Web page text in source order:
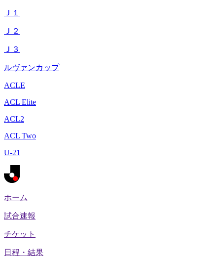
Ｊ１
Ｊ２
Ｊ３
ルヴァンカップ
ACLE
ACL Elite
ACL2
ACL Two
U-21
ホーム
試合速報
チケット
日程・結果